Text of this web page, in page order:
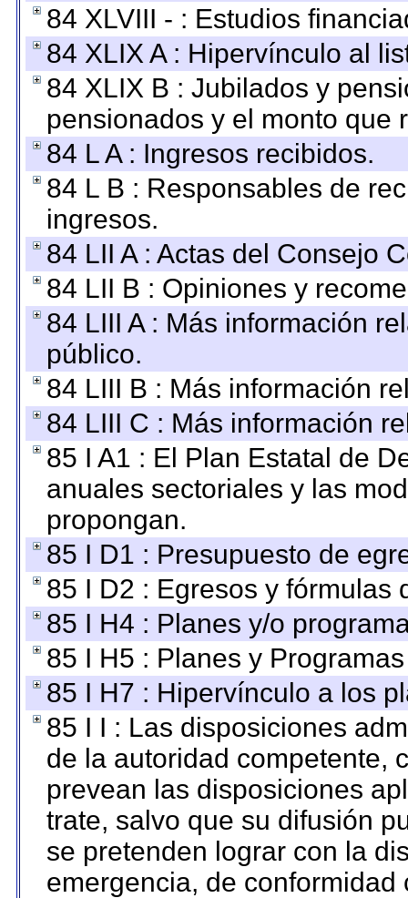
84 XLVIII - : Estudios
84 XLIX A : Hipervínculo al
84 XLIX B : Jubilados y
pensionados y el monto que
84 L A : Ingresos recibidos.
84 L B : Responsables de
ingresos.
84 LII A : Actas del Consejo
84 LII B : Opiniones y
84 LIII A : Más información
público.
84 LIII B : Más información
84 LIII C : Más información
85 I A1 : El Plan Estatal de
anuales sectoriales y las
propongan.
85 I D1 : Presupuesto de
85 I D2 : Egresos y fórmulas
85 I H4 : Planes y/o
85 I H5 : Planes y
85 I H7 : Hipervínculo a los
85 I I : Las disposiciones
de la autoridad competente,
prevean las disposiciones
trate, salvo que su difusión
se pretenden lograr con la
emergencia, de